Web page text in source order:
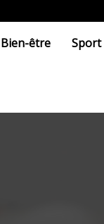
Bien-être Sport